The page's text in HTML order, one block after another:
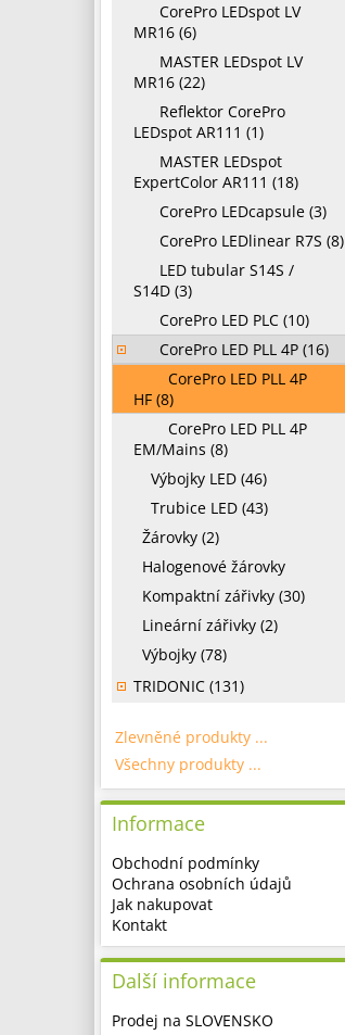
CorePro LEDspot LV
MR16 (6)
MASTER LEDspot LV
MR16 (22)
Reflektor CorePro
LEDspot AR111 (1)
MASTER LEDspot
ExpertColor AR111 (18)
CorePro LEDcapsule (3)
CorePro LEDlinear R7S (8)
LED tubular S14S /
S14D (3)
CorePro LED PLC (10)
CorePro LED PLL 4P (16)
CorePro LED PLL 4P
HF (8)
CorePro LED PLL 4P
EM/Mains (8)
Výbojky LED (46)
Trubice LED (43)
Žárovky (2)
Halogenové žárovky
Kompaktní zářivky (30)
Lineární zářivky (2)
Výbojky (78)
TRIDONIC (131)
Zlevněné produkty ...
Všechny produkty ...
Informace
Obchodní podmínky
Ochrana osobních údajů
Jak nakupovat
Kontakt
Další informace
Prodej na SLOVENSKO